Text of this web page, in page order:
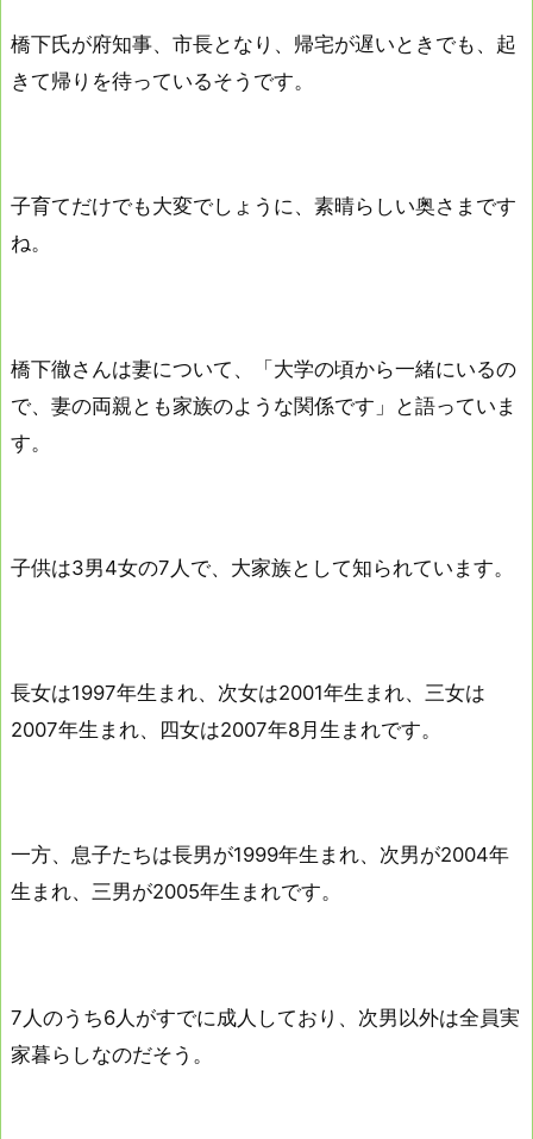
橋下氏が府知事、市長となり、帰宅が遅いときでも、起
きて帰りを待っているそうです。
子育てだけでも大変でしょうに、素晴らしい奥さまです
ね。
橋下徹さんは妻について、「大学の頃から一緒にいるの
で、妻の両親とも家族のような関係です」と語っていま
す。
子供は3男4女の7人で、大家族として知られています。
長女は1997年生まれ、次女は2001年生まれ、三女は
2007年生まれ、四女は2007年8月生まれです。
一方、息子たちは長男が1999年生まれ、次男が2004年
生まれ、三男が2005年生まれです。
7人のうち6人がすでに成人しており、次男以外は全員実
家暮らしなのだそう。